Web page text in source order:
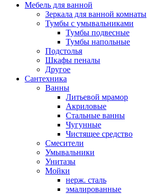
Мебель для ванной
Зеркала для ванной комнаты
Тумбы с умывальниками
Тумбы подвесные
Тумбы напольные
Подстолья
Шкафы пеналы
Другое
Сантехника
Ванны
Литьевой мрамор
Акриловые
Стальные ванны
Чугунные
Чистящее средство
Смесители
Умывальники
Унитазы
Мойки
нерж. сталь
эмалированные